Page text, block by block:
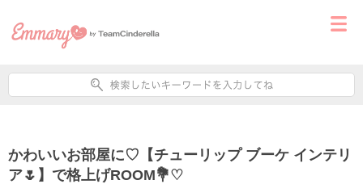
かわいいお部屋に♡【チューリップ ブーケ インテリ
ア🌷】で格上げROOM💐♡